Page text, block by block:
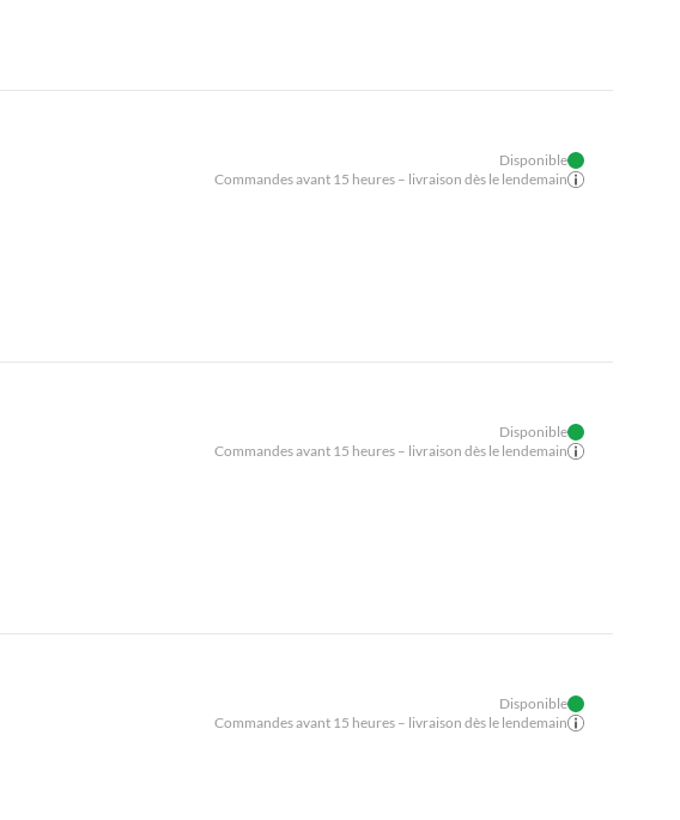
Disponible
Commandes avant 15 heures – livraison dès le lendemain
Disponible
Commandes avant 15 heures – livraison dès le lendemain
Disponible
Commandes avant 15 heures – livraison dès le lendemain